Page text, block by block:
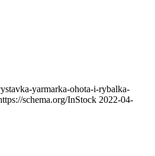
yarmarka-ohota-i-rybalka-
schema.org/InStock 2022-04-